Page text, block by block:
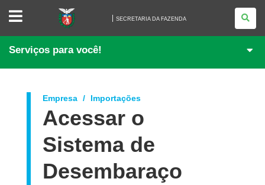
SECRETARIA
FAZENDA
SECRETARIA DA FAZENDA
Serviços para você!
Empresa Importações
Acessar o
Sistema de
Desembaraço